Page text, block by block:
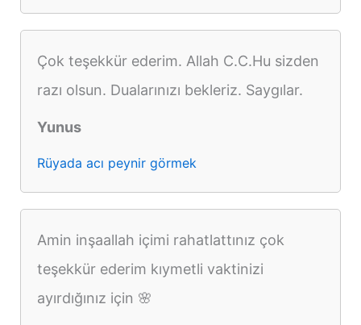
Çok teşekkür ederim. Allah C.C.Hu sizden
razı olsun. Dualarınızı bekleriz. Saygılar.
Yunus
Rüyada acı peynir görmek
Amin inşaallah içimi rahatlattınız çok
teşekkür ederim kıymetli vaktinizi
ayırdığınız için 🌸